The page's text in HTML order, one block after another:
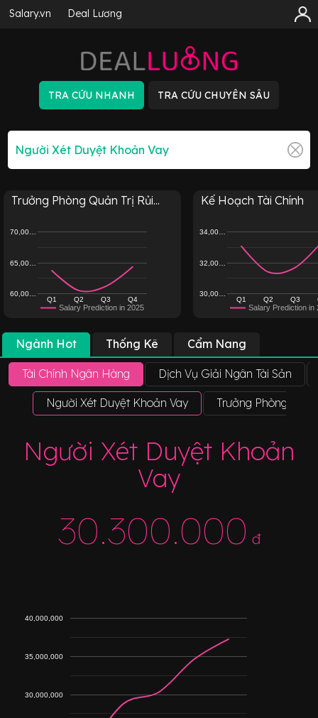
Salary.vn Deal Lương
Trưởng Phòng Quản Trị Rủi...
Salary Prediction in 2025
Q1 Q2 Q3 Q4
60,00…
65,00…
70,00…
Kế Hoạch Tài Chính
Salary Prediction in
Q1 Q2 Q3
30,00…
32,00…
34,00…
Ngành Hot Thống Kê Cẩm Nang
Tài Chính Ngân Hàng Dịch Vụ Giải Ngân Tài Sản
Người Xét Duyệt Khoản Vay Trưởng Phòng Tuân
Người Xét Duyệt Khoản
Vay
30.300.000 đ
30,000,000
35,000,000
40,000,000